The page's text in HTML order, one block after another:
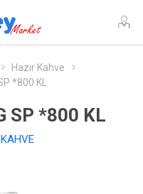
Hazır Kahve
*800 KL
SP *800 KL